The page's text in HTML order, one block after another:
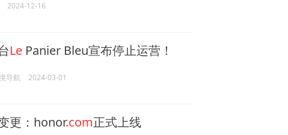
2024-12-16
Le Panier Bleu宣布停止运营！
导航 2024-03-01
更：honor.com正式上线